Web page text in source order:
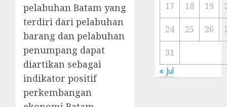
pelabuhan Batam yang
terdiri dari pelabuhan
barang dan pelabuhan
penumpang dapat
diartikan sebagai
indikator positif
perkembangan
17 18 19
24 25 26
31
« Jul